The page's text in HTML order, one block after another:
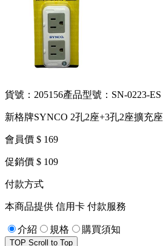
貨號：205156產品型號：SN-0223-ES
新格牌SYNCO 2孔2座+3孔2座擴充座
會員價 $ 169
促銷價 $ 109
付款方式
本商品提供 信用卡 付款服務
介紹 規格 購買須知
TOP Scroll to Top